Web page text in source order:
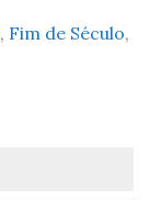
, Fim de Século,